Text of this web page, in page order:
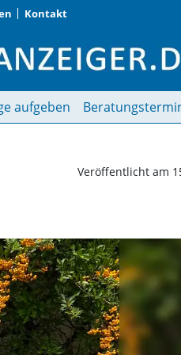
Kontakt
aufgeben
Veröffentlicht am